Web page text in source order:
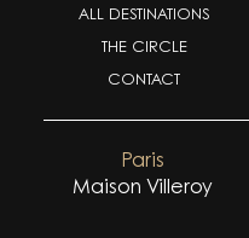
ALL DESTINATIONS
THE CIRCLE
CONTACT
Paris
Maison Villeroy